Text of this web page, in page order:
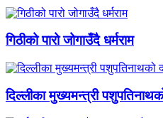
गिठीको पारो जोगाउँदै धर्मराम
दिल्लीका मुख्यमन्त्री